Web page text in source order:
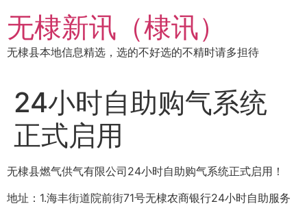
到
内
容
无棣新讯（棣讯）
无棣县本地信息精选，选的不好选的不精时请多担待
24小时自助购气系统
正式启用
无棣县燃气供气有限公司24小时自助购气系统正式启用！
地址：1.海丰街道院前街71号无棣农商银行24小时自助服务